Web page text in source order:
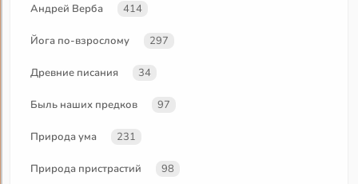
Андрей Верба 414
Йога по-взрослому 297
Древние писания 34
Быль наших предков 97
Природа ума 231
Природа пристрастий 98